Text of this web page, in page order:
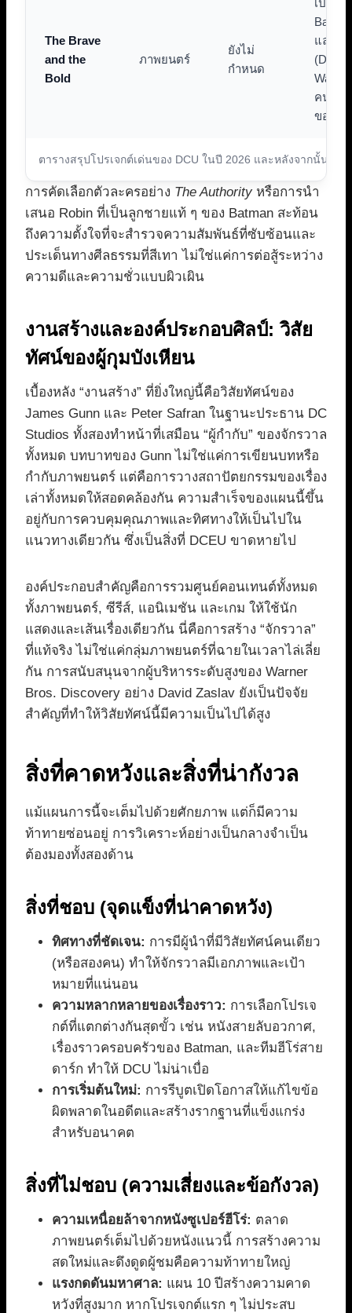
ตารางสรุปโปรเจกต์เด่นของ DCU ในปี 2026 และหลังจากนั้น
The Brave
and the
Bold
ภาพยนตร์
ยังไม่
กำหนด
และ
คนใหม่
ของ
การคัดเลือกตัวละครอย่าง The Authorityหรือการนำ
เสนอ Robin ที่เป็นลูกชายแท้ ๆ ของ Batman สะท้อน
ถึงความตั้งใจที่จะสำรวจความสัมพันธ์ที่ซับซ้อนและ
ประเด็นทางศีลธรรมที่สีเทา ไม่ใช่แค่การต่อสู้ระหว่าง
ความดีและความชั่วแบบผิวเผิน
งานสร้างและองค์ประกอบศิลป์: วิสัย
ทัศน์ของผู้กุมบังเหียน
เบื้องหลัง “งานสร้าง” ที่ยิ่งใหญ่นี้คือวิสัยทัศน์ของ
James Gunn และ Peter Safran ในฐานะประธาน DC
Studios ทั้งสองทำหน้าที่เสมือน “ผู้กำกับ” ของจักรวาล
ทั้งหมด บทบาทของ Gunn ไม่ใช่แค่การเขียนบทหรือ
กำกับภาพยนตร์ แต่คือการวางสถาปัตยกรรมของเรื่อง
เล่าทั้งหมดให้สอดคล้องกัน ความสำเร็จของแผนนี้ขึ้น
อยู่กับการควบคุมคุณภาพและทิศทางให้เป็นไปใน
แนวทางเดียวกัน ซึ่งเป็นสิ่งที่ DCEU ขาดหายไป
องค์ประกอบสำคัญคือการรวมศูนย์คอนเทนต์ทั้งหมด
ทั้งภาพยนตร์, ซีรีส์, แอนิเมชัน และเกม ให้ใช้นัก
แสดงและเส้นเรื่องเดียวกัน นี่คือการสร้าง “จักรวาล”
ที่แท้จริง ไม่ใช่แค่กลุ่มภาพยนตร์ที่ฉายในเวลาไล่เลี่ย
กัน การสนับสนุนจากผู้บริหารระดับสูงของ Warner
Bros. Discovery อย่าง David Zaslav ยังเป็นปัจจัย
สำคัญที่ทำให้วิสัยทัศน์นี้มีความเป็นไปได้สูง
สิ่งที่คาดหวังและสิ่งที่น่ากังวล
แม้แผนการนี้จะเต็มไปด้วยศักยภาพ แต่ก็มีความ
ท้าทายซ่อนอยู่ การวิเคราะห์อย่างเป็นกลางจำเป็น
ต้องมองทั้งสองด้าน
สิ่งที่ชอบ (จุดแข็งที่น่าคาดหวัง)
ทิศทางที่ชัดเจน: การมีผู้นำที่มีวิสัยทัศน์คนเดียว
(หรือสองคน) ทำให้จักรวาลมีเอกภาพและเป้า
หมายที่แน่นอน
ความหลากหลายของเรื่องราว: การเลือกโปรเจ
กต์ที่แตกต่างกันสุดขั้ว เช่น หนังสายลับอวกาศ,
เรื่องราวครอบครัวของ Batman, และทีมฮีโร่สาย
ดาร์ก ทำให้ DCU ไม่น่าเบื่อ
การเริ่มต้นใหม่: การรีบูตเปิดโอกาสให้แก้ไขข้อ
ผิดพลาดในอดีตและสร้างรากฐานที่แข็งแกร่ง
สำหรับอนาคต
สิ่งที่ไม่ชอบ (ความเสี่ยงและข้อกังวล)
ความเหนื่อยล้าจากหนังซูเปอร์ฮีโร่: ตลาด
ภาพยนตร์เต็มไปด้วยหนังแนวนี้ การสร้างความ
สดใหม่และดึงดูดผู้ชมคือความท้าทายใหญ่
แรงกดดันมหาศาล: แผน 10 ปีสร้างความคาด
หวังที่สูงมาก หากโปรเจกต์แรก ๆ ไม่ประสบ